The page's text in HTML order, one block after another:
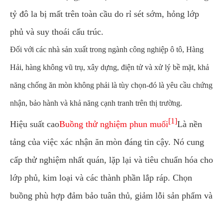
tỷ đô la bị mất trên toàn cầu do rỉ sét sớm, hỏng lớp
phủ và suy thoái cấu trúc.
Đối với các nhà sản xuất trong ngành công nghiệp ô tô, Hàng
Hải, hàng không vũ trụ, xây dựng, điện tử và xử lý bề mặt, khả
năng chống ăn mòn không phải là tùy chọn-đó là yêu cầu chứng
nhận, bảo hành và khả năng cạnh tranh trên thị trường.
Hiệu suất caoBuồng thử nghiệm phun muối[1]Là nền
tảng của việc xác nhận ăn mòn đáng tin cậy. Nó cung
cấp thử nghiệm nhất quán, lặp lại và tiêu chuẩn hóa cho
lớp phủ, kim loại và các thành phần lắp ráp. Chọn
buồng phù hợp đảm bảo tuân thủ, giảm lỗi sản phẩm và